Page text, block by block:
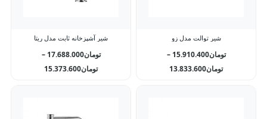
شیر توالت مدل زو
تومان15.910.400
–
تومان13.833.600
شیر آشپزخانه ثابت مدل ریتا
تومان17.688.000
–
تومان15.373.600